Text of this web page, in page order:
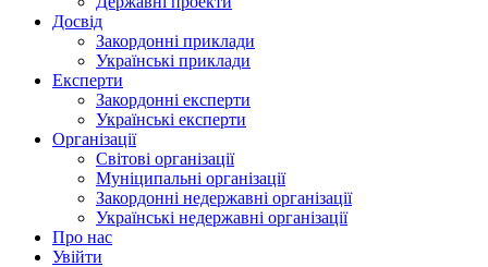
Досвід
Закордонні приклади
Українські приклади
Експерти
Закордонні експерти
Українські експерти
Організації
Світові організації
Муніципальні організації
Закордонні недержавні організації
Українські недержавні організації
Про нас
Увійти